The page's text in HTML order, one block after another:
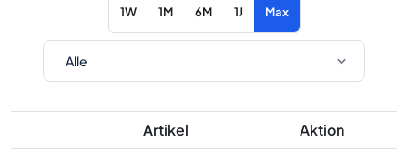
1W 1M 6M 1J Max
Artikel Aktion